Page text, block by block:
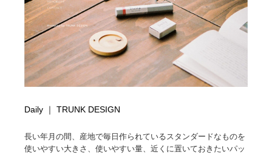
Daily ｜ TRUNK DESIGN
長い年月の間、産地で毎日作られているスタンダードなものを
使いやすい大きさ、使いやすい量、近くに置いておきたいパッ